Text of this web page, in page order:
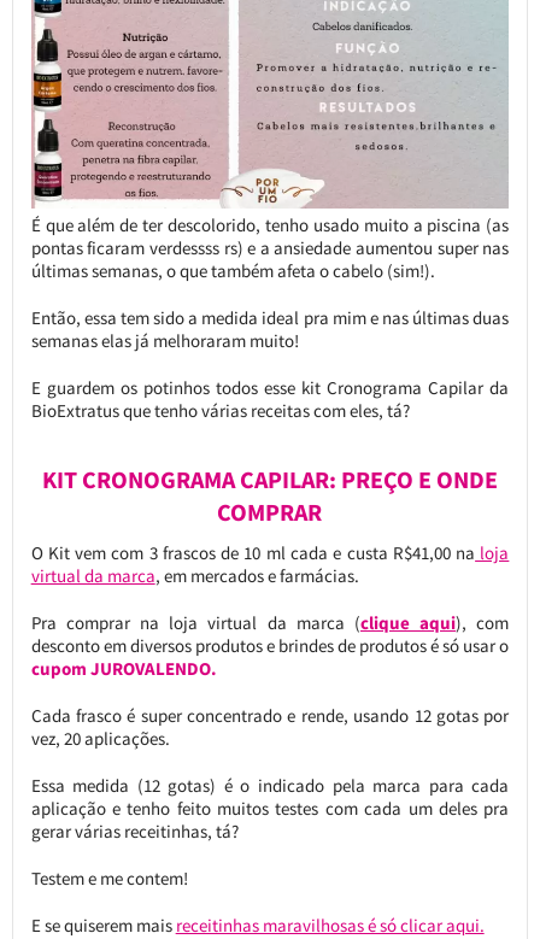
É que além de ter descolorido, tenho usado muito a piscina (as
pontas ficaram verdessss rs) e a ansiedade aumentou super nas
últimas semanas, o que também afeta o cabelo (sim!).
Então, essa tem sido a medida ideal pra mim e nas últimas duas
semanas elas já melhoraram muito!
E guardem os potinhos todos esse kit Cronograma Capilar da
BioExtratus que tenho várias receitas com eles, tá?
KIT CRONOGRAMA CAPILAR: PREÇO E ONDE
COMPRAR
O Kit vem com 3 frascos de 10 ml cada e custa R$41,00 na loja
virtual da marca, em mercados e farmácias.
Pra comprar na loja virtual da marca (clique aqui), com
desconto em diversos produtos e brindes de produtos é só usar o
cupom JUROVALENDO.
Cada frasco é super concentrado e rende, usando 12 gotas por
vez, 20 aplicações.
Essa medida (12 gotas) é o indicado pela marca para cada
aplicação e tenho feito muitos testes com cada um deles pra
gerar várias receitinhas, tá?
Testem e me contem!
E se quiserem mais receitinhas maravilhosas é só clicar aqui.